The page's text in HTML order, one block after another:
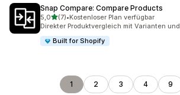
Snap Compare: Compare Products
5,0von 5 Sternen
(7)
7 Rezensionen insgesamt
•Kostenloser Plan verfügbar
Direkter Produktvergleich mit Varianten
Built for Shopify
1 2 3 4 9